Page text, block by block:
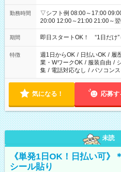
勤務時間
▽シフト例 08:00～17:00
20:00 12:00～21:00 21:00～翌6:00...などその他にも沢山時間が
ございます！ 基本は実働8時間（休憩1時間）がメインですが、
他にもご希望があればご相談
期間 即日スタートOK！ “1日だけ”
特徴 週1日からOK / 日払いOK / 履
業・WワークOK / 服装自由 /
集 / 電話対応なし / パソコン
気になる！ 応募す
未読
《単発1日OK！日払い可》
シール貼り